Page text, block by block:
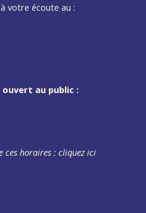
votre écoute au :
ouvert au public :
ces horaires :cliquez ici